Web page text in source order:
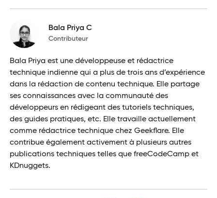
Bala Priya C
Contributeur
Bala Priya est une développeuse et rédactrice
technique indienne qui a plus de trois ans d’expérience
dans la rédaction de contenu technique. Elle partage
ses connaissances avec la communauté des
développeurs en rédigeant des tutoriels techniques,
des guides pratiques, etc. Elle travaille actuellement
comme rédactrice technique chez Geekflare. Elle
contribue également activement à plusieurs autres
publications techniques telles que freeCodeCamp et
KDnuggets.